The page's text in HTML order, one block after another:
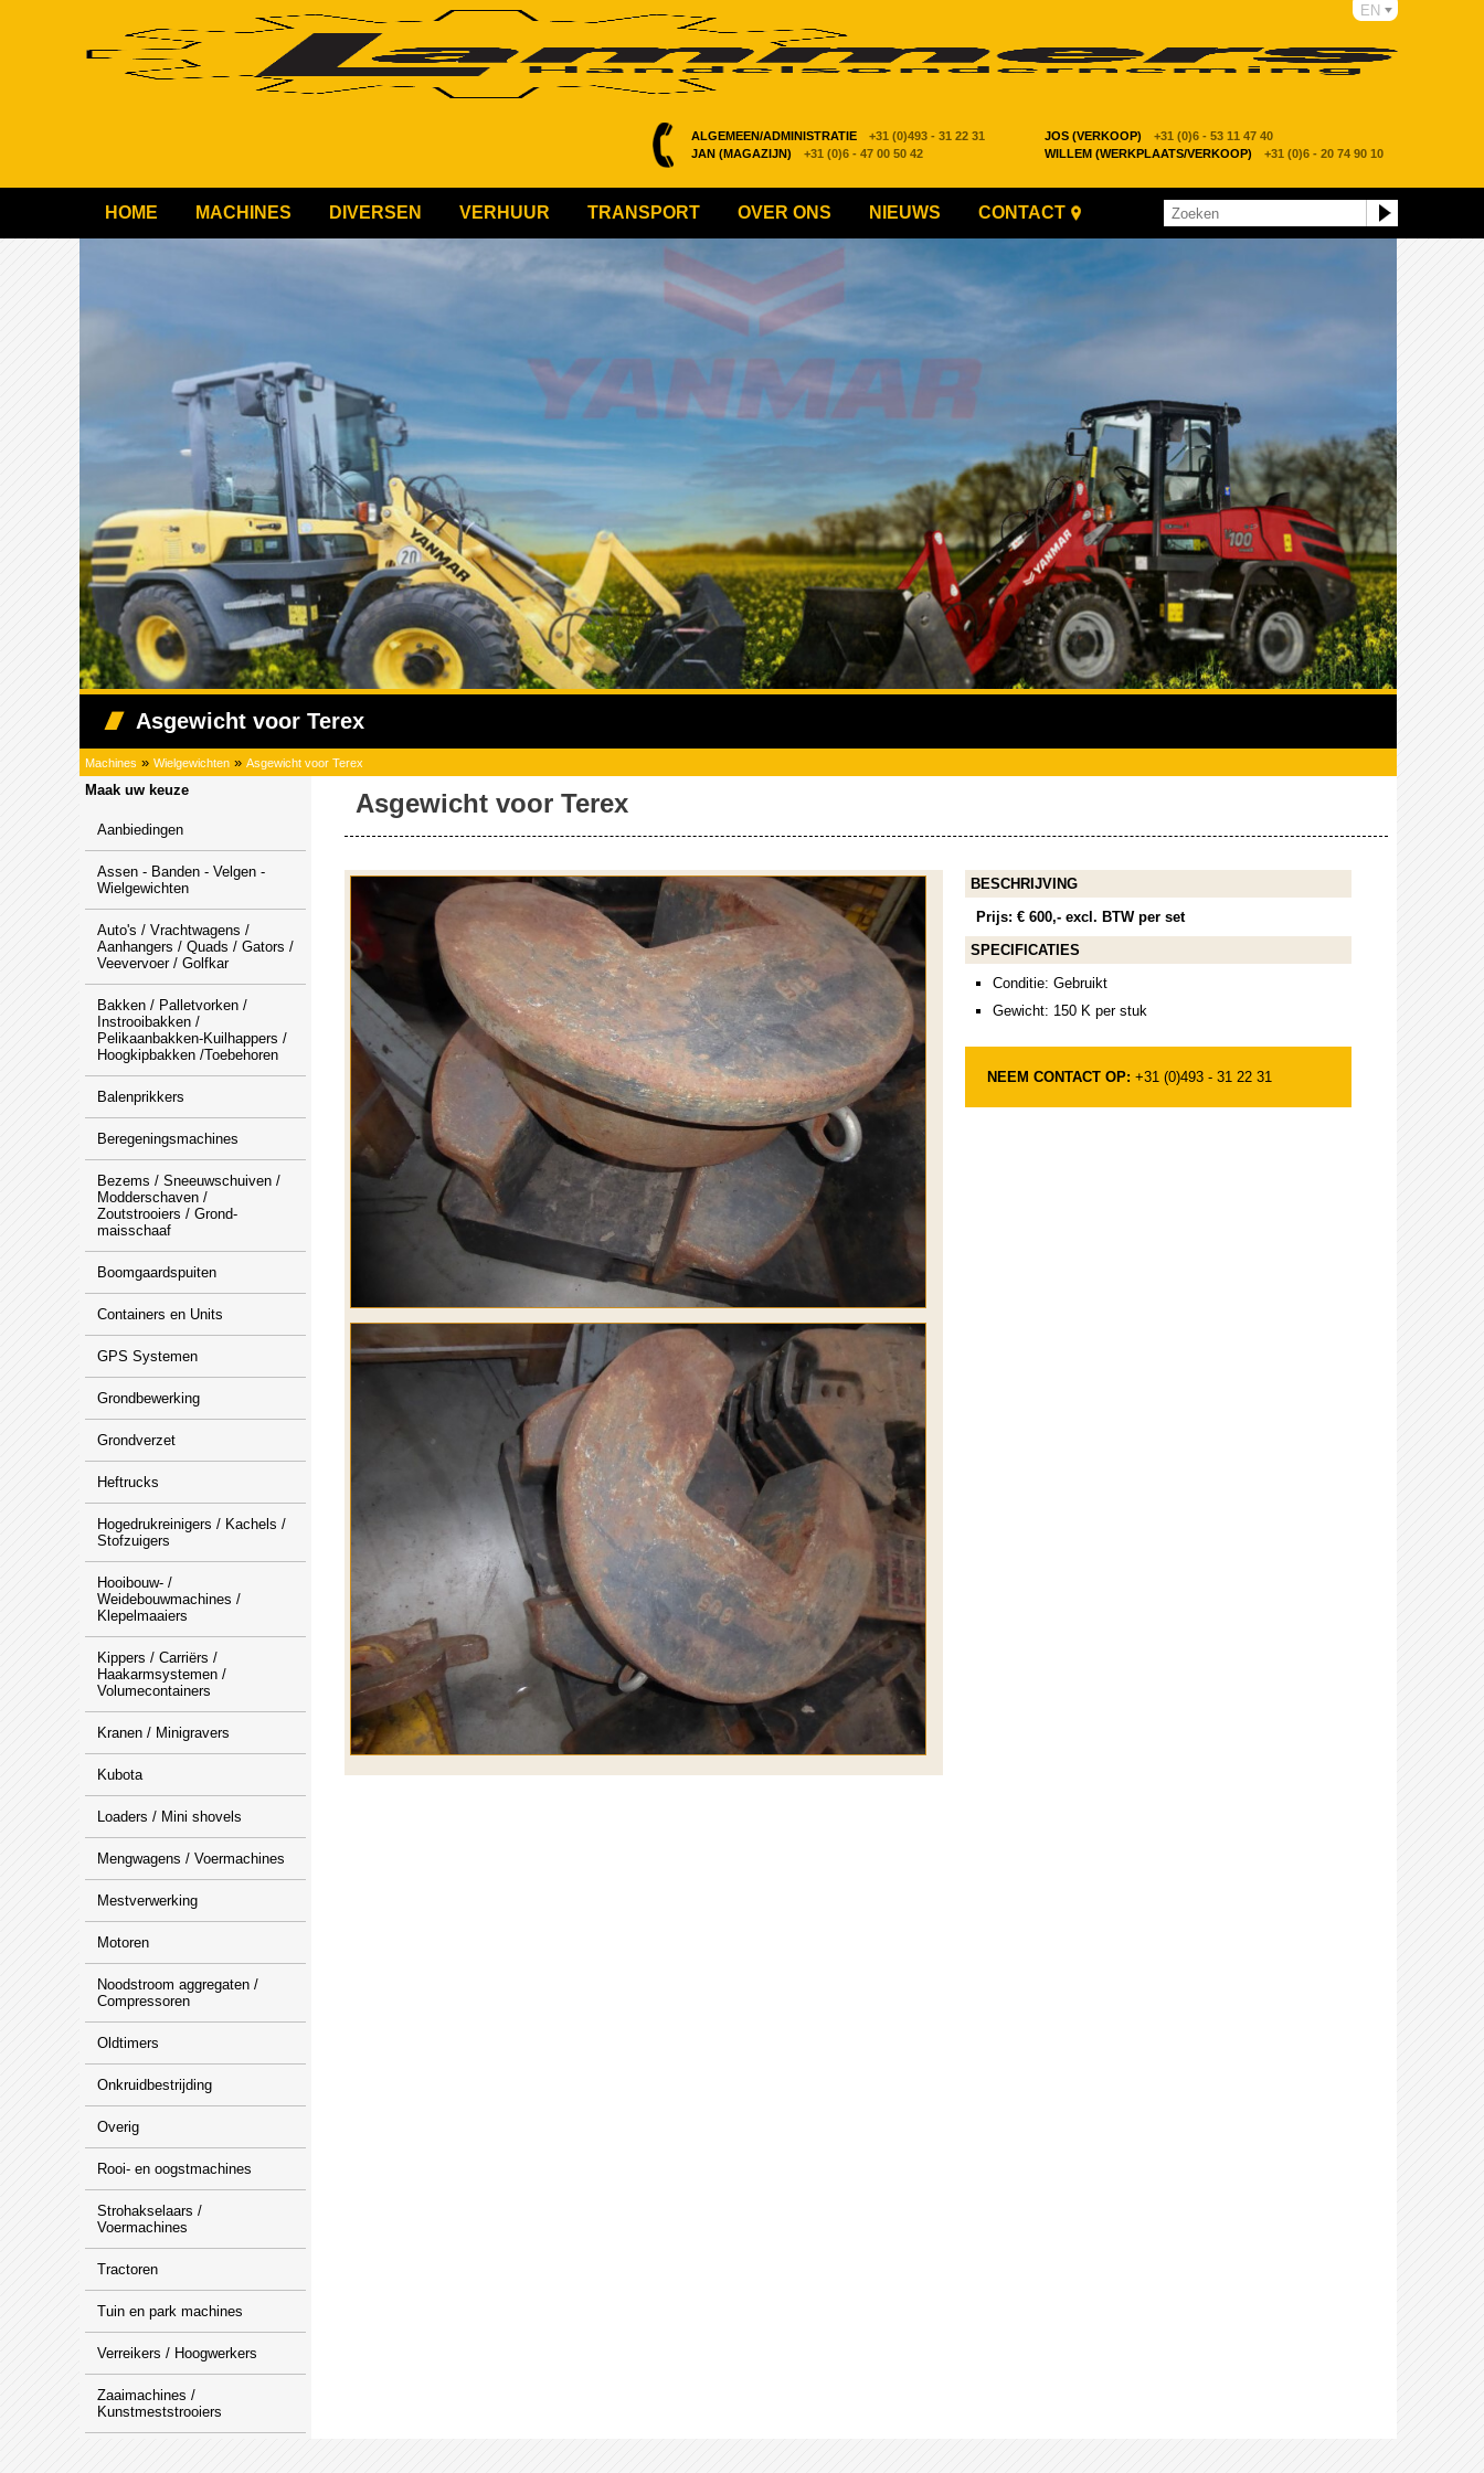
ALGEMEEN/ADMINISTRATIE +31 (0)493 - 31 22 31 JOS (VERKOOP)
+31 (0)6 - 53 11 47 40
JAN (MAGAZIJN)
+31 (0)6 - 47 00 50 42 WILLEM (WERKPLAATS/VERKOOP) +31 (0)6 - 20 74 90 10
EN
HOME MACHINES DIVERSEN VERHUUR TRANSPORT OVER ONS NIEUWS CONTACT
Asgewicht voor Terex
Machines » Wielgewichten » Asgewicht voor Terex
Maak uw keuze
Aanbiedingen
Assen - Banden - Velgen -
Wielgewichten
Auto's / Vrachtwagens /
Aanhangers / Quads / Gators /
Veevervoer / Golfkar
Bakken / Palletvorken /
Instrooibakken /
Pelikaanbakken-Kuilhappers /
Hoogkipbakken /Toebehoren
Balenprikkers
Beregeningsmachines
Bezems / Sneeuwschuiven /
Modderschaven /
Zoutstrooiers / Grond-
maisschaaf
Boomgaardspuiten
Containers en Units
GPS Systemen
Grondbewerking
Grondverzet
Heftrucks
Hogedrukreinigers / Kachels /
Stofzuigers
Hooibouw- /
Weidebouwmachines /
Klepelmaaiers
Kippers / Carriërs /
Haakarmsystemen /
Volumecontainers
Kranen / Minigravers
Kubota
Loaders / Mini shovels
Mengwagens / Voermachines
Mestverwerking
Motoren
Noodstroom aggregaten /
Compressoren
Oldtimers
Onkruidbestrijding
Overig
Rooi- en oogstmachines
Strohakselaars /
Voermachines
Tractoren
Tuin en park machines
Verreikers / Hoogwerkers
Zaaimachines /
Kunstmeststrooiers
Asgewicht voor Terex
BESCHRIJVING
Prijs: € 600,- excl. BTW per set
SPECIFICATIES
Conditie: Gebruikt
Gewicht: 150 K per stuk
NEEM CONTACT OP: +31 (0)493 - 31 22 31